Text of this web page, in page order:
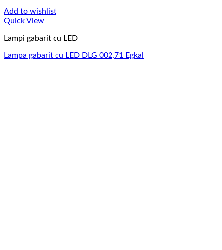
Add to wishlist
Quick View
Lampi gabarit cu LED
Lampa gabarit cu LED DLG 002,71 Egkal